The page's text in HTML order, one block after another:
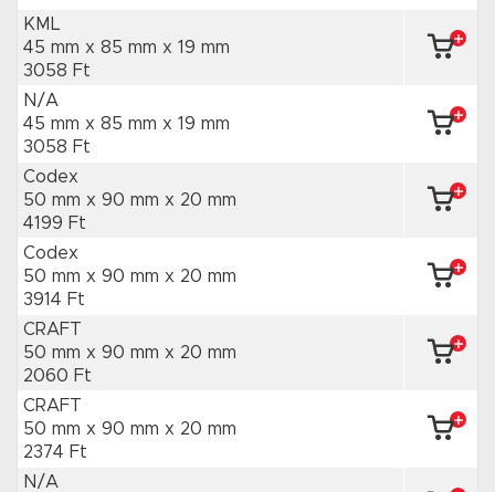
KML
45 mm x 85 mm x 19 mm
3058 Ft
N/A
45 mm x 85 mm x 19 mm
3058 Ft
Codex
50 mm x 90 mm x 20 mm
4199 Ft
Codex
50 mm x 90 mm x 20 mm
3914 Ft
CRAFT
50 mm x 90 mm x 20 mm
2060 Ft
CRAFT
50 mm x 90 mm x 20 mm
2374 Ft
N/A